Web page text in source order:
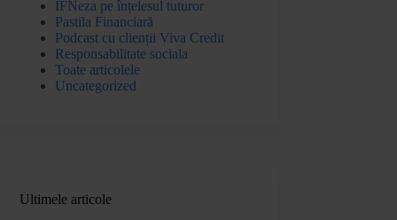
IFNeza pe înțelesul tuturor
Pastila Financiară
Podcast cu clienții Viva Credit
Responsabilitate sociala
Toate articolele
Uncategorized
Ultimele articole